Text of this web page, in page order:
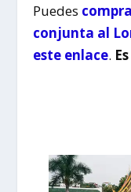
Puedes
conjunta al
este enlace.